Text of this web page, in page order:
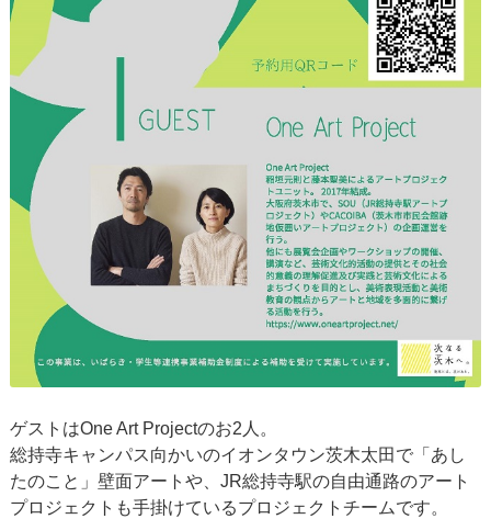
ゲストはOne Art Projectのお2人。
総持寺キャンパス向かいのイオンタウン茨木太田で「あし
たのこと」壁面アートや、JR総持寺駅の自由通路のアート
プロジェクトも手掛けているプロジェクトチームです。